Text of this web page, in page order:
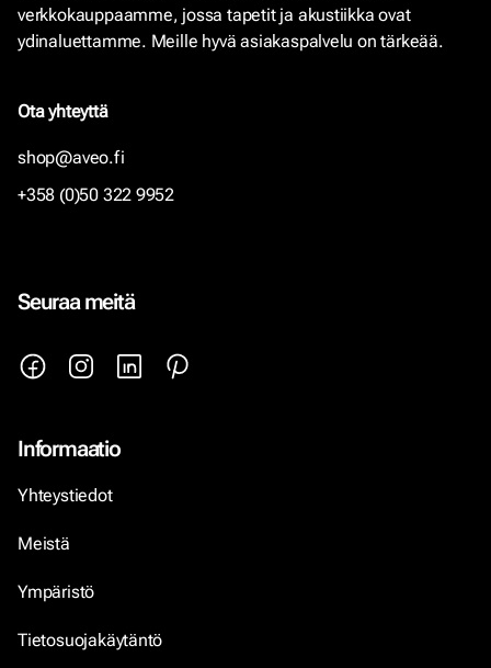
verkkokauppaamme, jossa tapetit ja akustiikka ovat
ydinaluettamme. Meille hyvä asiakaspalvelu on tärkeää.
Ota yhteyttä
shop@aveo.fi
+358 (0)50 322 9952
Seuraa meitä
Informaatio
Yhteystiedot
Meistä
Ympäristö
Tietosuojakäytäntö